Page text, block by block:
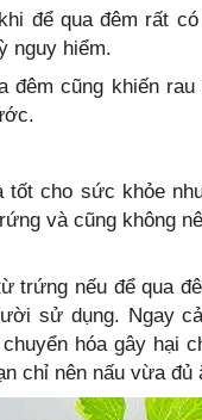
để qua đêm rất
nguy hiểm.
đêm cũng khiến
tốt cho sức khỏe
và cũng không
trứng nếu để qua
sử dụng. Ngay
hóa gây hại
chỉ nên nấu vừa đủ